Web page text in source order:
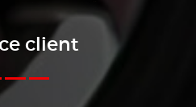
client